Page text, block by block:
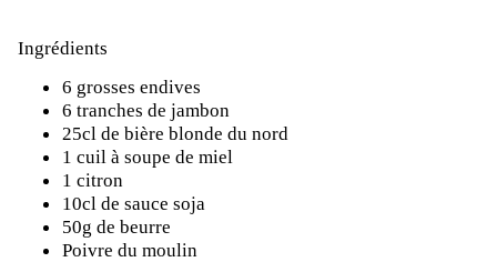
Ingrédients
6 grosses endives
6 tranches de jambon
25cl de bière blonde du nord
1 cuil à soupe de miel
1 citron
10cl de sauce soja
50g de beurre
Poivre du moulin